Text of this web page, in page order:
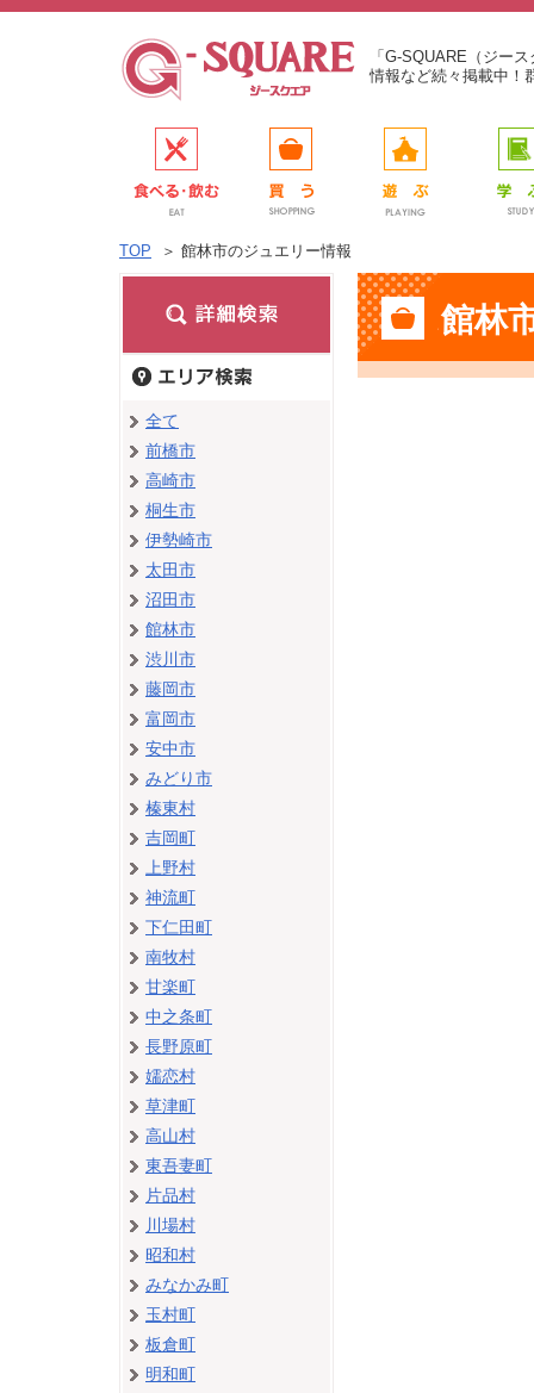
「G-SQUARE（ジー
情報など続々掲載中！
TOP ＞ 館林市のジュエリー情報
館林
全て
前橋市
高崎市
桐生市
伊勢崎市
太田市
沼田市
館林市
渋川市
藤岡市
富岡市
安中市
みどり市
榛東村
吉岡町
上野村
神流町
下仁田町
南牧村
甘楽町
中之条町
長野原町
嬬恋村
草津町
高山村
東吾妻町
片品村
川場村
昭和村
みなかみ町
玉村町
板倉町
明和町